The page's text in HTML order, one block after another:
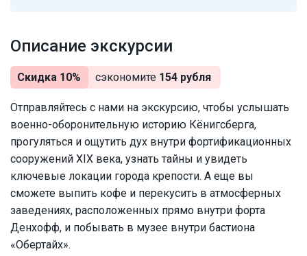
Описание экскурсии
Скидка 10% сэкономите 154 рубля
Отправляйтесь с нами на экскурсию, чтобы услышать
военно-оборонительную историю Кёнигсберга,
прогуляться и ощутить дух внутри фортификационных
сооружений XIX века, узнать тайны и увидеть
ключевые локации города крепости. А еще вы
сможете выпить кофе и перекусить в атмосферных
заведениях, расположенных прямо внутри форта
Денхофф, и побывать в музее внутри бастиона
«Обертайх».